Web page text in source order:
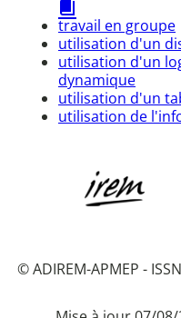
travail en groupe
utilisation d'un
utilisation d'un
dynamique
utilisation d'un
utilisation de
© ADIREM-APMEP -